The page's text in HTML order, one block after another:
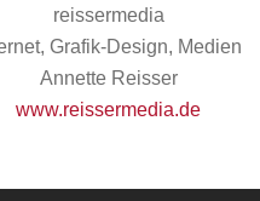
reissermedia
Grafik-Design, Medien
Annette Reisser
www.reissermedia.de